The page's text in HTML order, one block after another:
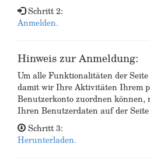
Schritt 2:
Anmelden.
Hinweis zur Anmeldung:
Um alle Funktionalitäten der
damit wir Ihre Aktivitäten Ihrem
Benutzerkonto zuordnen können,
Ihren Benutzerdaten auf der
Schritt 3:
Herunterladen.